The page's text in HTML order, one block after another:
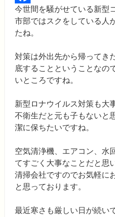
Facebook
今世間を騒がせている新型
市部ではスクをしている人
たね。
対策は外出先から帰ってき
底することということなの
いところですね。
新型ロナウイルス対策も大
不衛生だと元も子もないと
潔に保ちたいですね。
空気清浄機、エアコン、水
てすごく大事なことだと思
清掃会社ですのでお気軽に
と思っております。
最近寒さも厳しい日が続い